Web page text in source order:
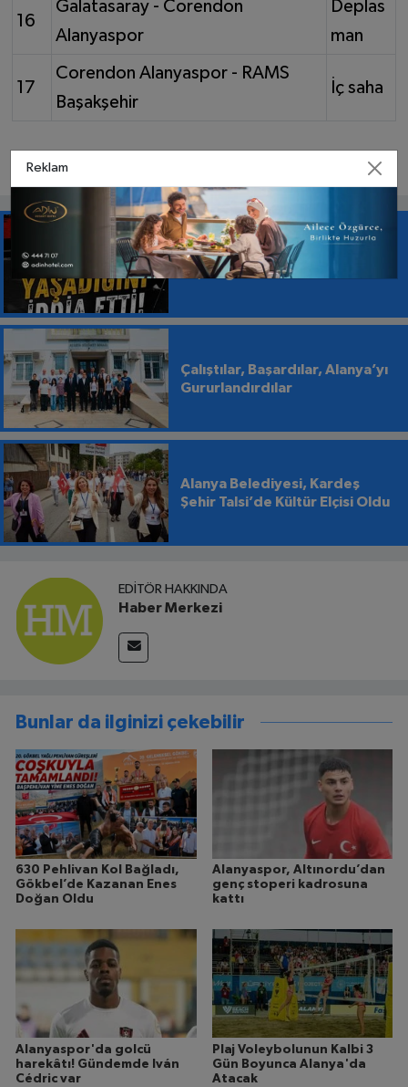
16
Galatasaray - Corendon
Alanyaspor
Deplas
man
17
Corendon Alanyaspor - RAMS
Başakşehir
İç saha
“Markaya Güvendi, Kabusu
Yaşadığını İddia Etti”
Çalıştılar, Başardılar, Alanya’yı
Gururlandırdılar
Alanya Belediyesi, Kardeş
Şehir Talsi’de Kültür Elçisi Oldu
EDITÖR HAKKINDA
Haber Merkezi
Bunlar da ilginizi çekebilir
630 Pehlivan Kol Bağladı,
Gökbel’de Kazanan Enes
Doğan Oldu
Alanyaspor, Altınordu’dan
genç stoperi kadrosuna
kattı
Alanyaspor'da golcü
harekâtı! Gündemde Iván
Cédric var
Plaj Voleybolunun Kalbi 3
Gün Boyunca Alanya'da
Atacak
Reklam